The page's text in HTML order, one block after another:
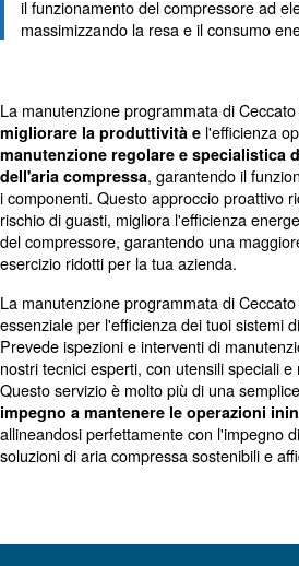
Efficienza dei
riparazioni e tempi di fermo
denaro e tempo.
Prestazioni
Controlli regolari e sostituzioni
il funzionamento del
massimizzando la resa e il
La manutenzione programmata
migliorare la produttività e
manutenzione regolare e